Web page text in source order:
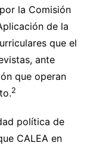
la Comisión
de la
que el
ante
que operan
2
política de
CALEA en